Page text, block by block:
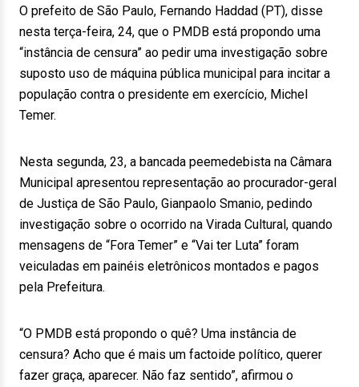
O prefeito de São Paulo, Fernando Haddad (PT), disse
nesta terça-feira, 24, que o PMDB está propondo uma
“instância de censura” ao pedir uma investigação sobre
suposto uso de máquina pública municipal para incitar a
população contra o presidente em exercício, Michel
Temer.
Nesta segunda, 23, a bancada peemedebista na Câmara
Municipal apresentou representação ao procurador-geral
de Justiça de São Paulo, Gianpaolo Smanio, pedindo
investigação sobre o ocorrido na Virada Cultural, quando
mensagens de “Fora Temer” e “Vai ter Luta” foram
veiculadas em painéis eletrônicos montados e pagos
pela Prefeitura.
“O PMDB está propondo o quê? Uma instância de
censura? Acho que é mais um factoide político, querer
fazer graça, aparecer. Não faz sentido”, afirmou o